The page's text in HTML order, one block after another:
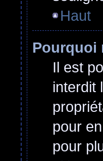
Haut
Pourquoi
Il est
interdit
pour
pour